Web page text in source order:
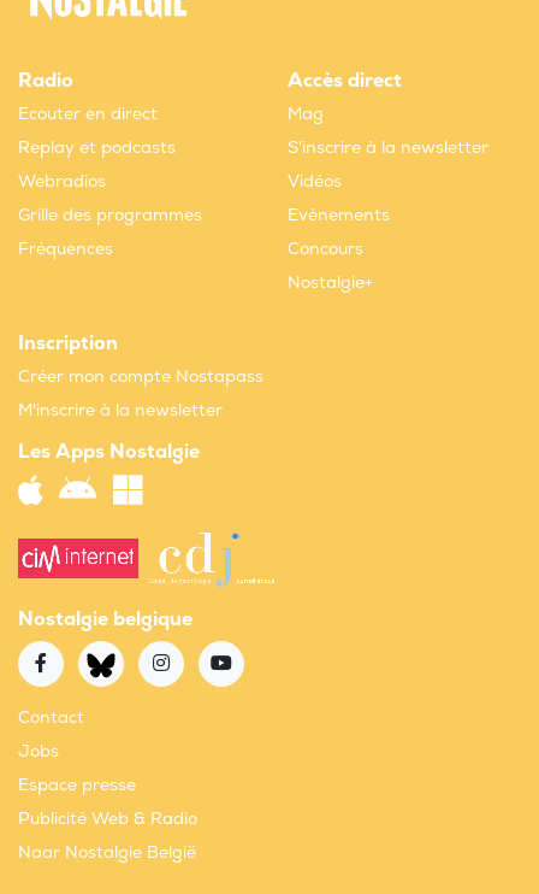
Radio
Ecouter en direct
Replay et podcasts
Webradios
Grille des programmes
Fréquences
Accès direct
Mag
S'inscrire à la newsletter
Vidéos
Evènements
Concours
Nostalgie+
Inscription
Créer mon compte Nostapass
M'inscrire à la newsletter
Les Apps Nostalgie
Nostalgie belgique
Contact
Jobs
Espace presse
Publicité Web & Radio
Naar Nostalgie België